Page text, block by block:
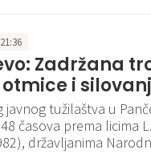
Zadržana
otmice i
javnog tužilaštva u
časova prema licima
državljanima